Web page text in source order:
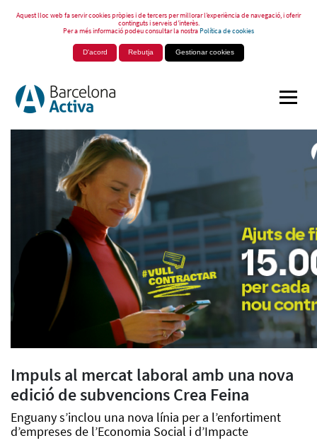
Aquest lloc web fa servir cookies pròpies i de tercers per millorar l’experiència de navegació, i oferir
continguts i serveis d’interès.
Per a més informació podeu consultar la nostraPolítica de cookies
D'acord Rebutja Gestionar cookies
Impuls al mercat laboral amb una nova
edició de subvencions Crea Feina
Enguany s’inclou una nova línia per a l’enfortiment
d’empreses de l’Economia Social i d’Impacte